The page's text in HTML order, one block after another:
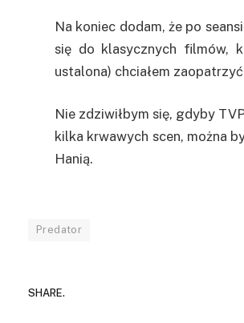
Na koniec dodam, że po
się do klasycznych filmów,
ustalona) chciałem
Nie zdziwiłbym się, gdyby
kilka krwawych scen, można
Hanią.
Predator
SHARE.